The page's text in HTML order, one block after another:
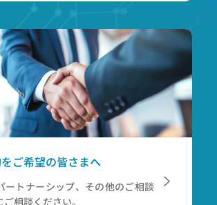
ご希望の皆さまへ
ートナーシップ、その他のご相談
相談ください。